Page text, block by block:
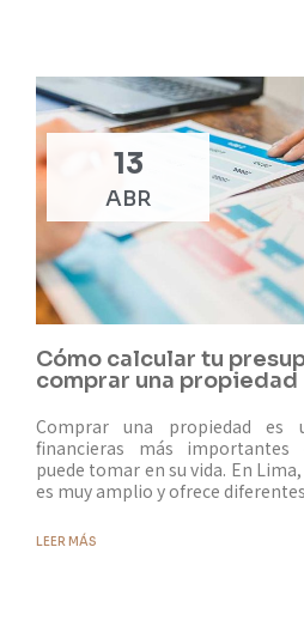
Cómo calcular tu
comprar una propiedad
13
ABR
Comprar una propiedad es
financieras más importantes
puede tomar en su vida. En
es muy amplio y ofrece diferentes
LEER MÁS